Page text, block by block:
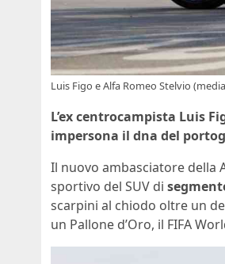
Luis Figo e Alfa Romeo Stelvio
L’ex centrocampista Luis
impersona il dna del
Il nuovo ambasciatore della
sportivo del SUV di
scarpini al chiodo oltre un
un Pallone d’Oro, il FIFA